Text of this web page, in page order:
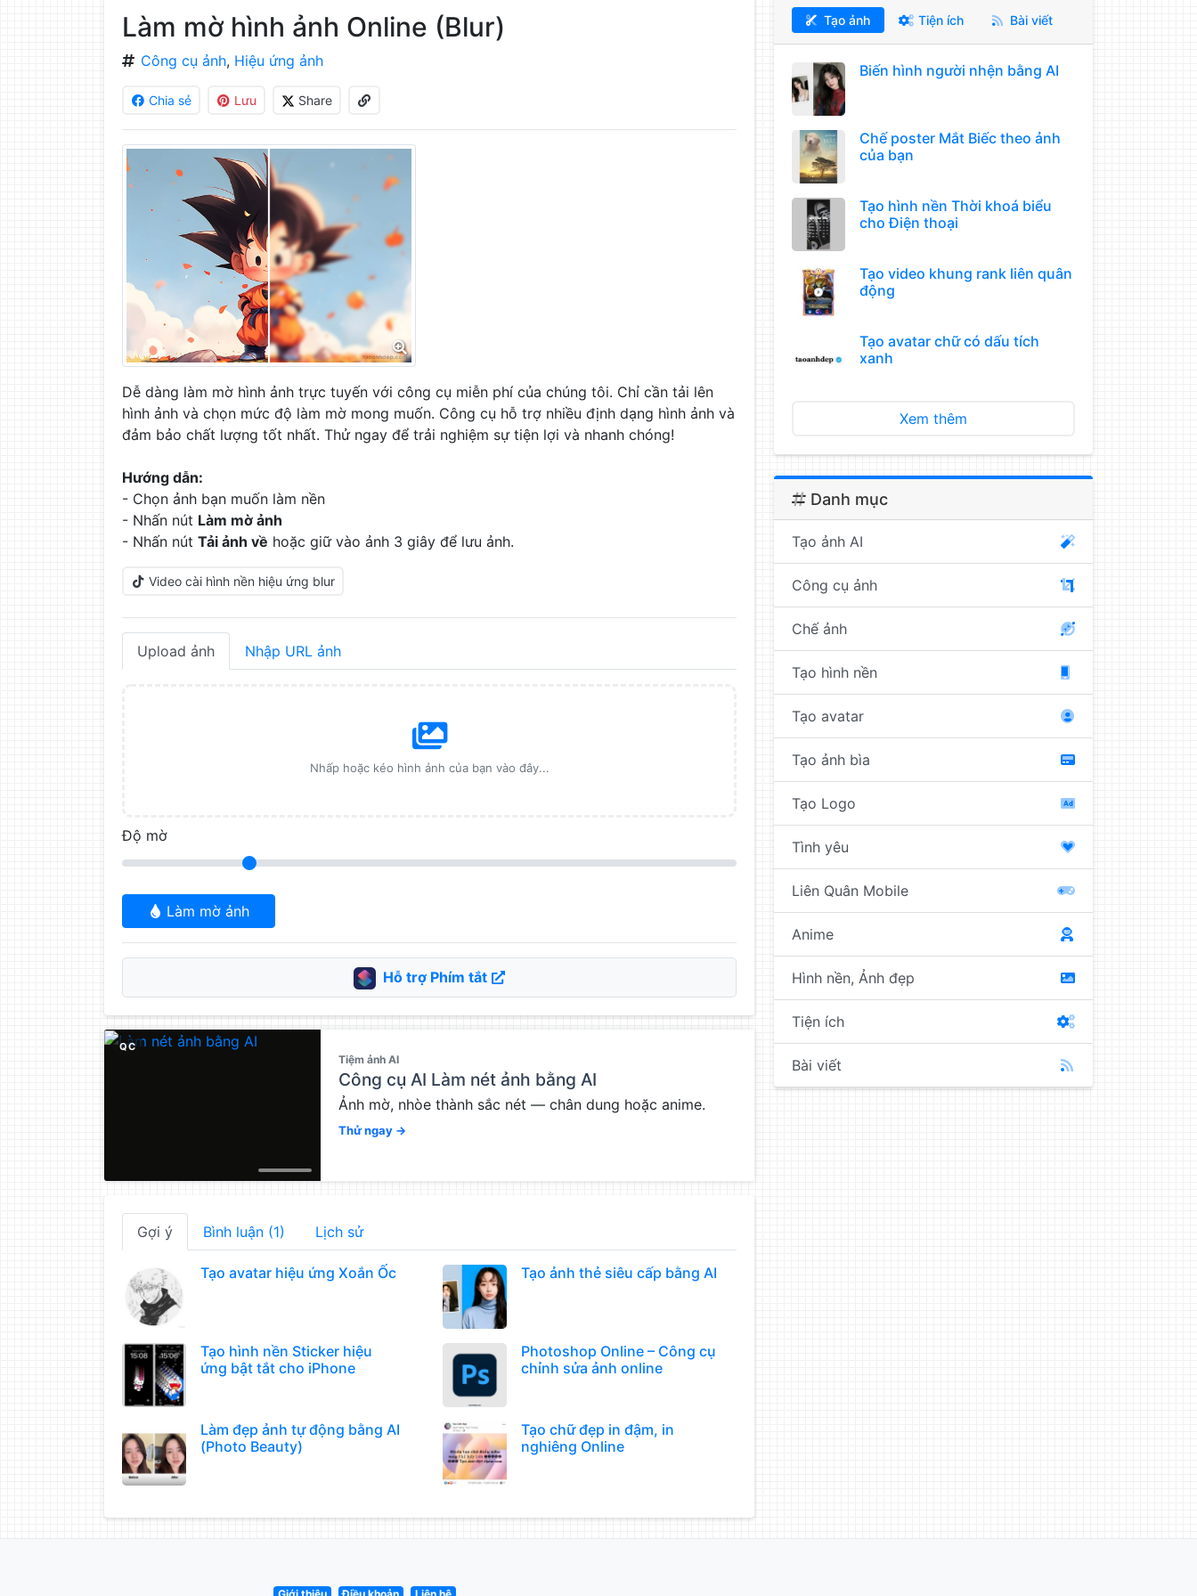
đẹp
trực
chèn
chữ
vào
ảnh
miễn
phí
Làm mờ hình ảnh Online (Blur)
Công cụ ảnh, Hiệu ứng ảnh
Chia sẻ Lưu Share
Dễ dàng làm mờ hình ảnh trực tuyến với công cụ miễn phí của chúng tôi. Chỉ cần tải lên
hình ảnh và chọn mức độ làm mờ mong muốn. Công cụ hỗ trợ nhiều định dạng hình ảnh và
đảm bảo chất lượng tốt nhất. Thử ngay để trải nghiệm sự tiện lợi và nhanh chóng!
Hướng dẫn:
- Chọn ảnh bạn muốn làm nền
- Nhấn nút Làm mờ ảnh
- Nhấn nút Tải ảnh về hoặc giữ vào ảnh 3 giây để lưu ảnh.
Video cài hình nền hiệu ứng blur
Upload ảnh Nhập URL ảnh
Nhấp hoặc kéo hình ảnh của bạn vào đây...
Độ mờ
Làm mờ ảnh
Hỗ trợ Phím tắt
QC
Tiệm ảnh AI
Công cụ AI Làm nét ảnh bằng AI
Ảnh mờ, nhòe thành sắc nét — chân dung hoặc anime.
Thử ngay →
Gợi ý Bình luận (1) Lịch sử
Tạo avatar hiệu ứng Xoắn Ốc Tạo ảnh thẻ siêu cấp bằng AI
Tạo hình nền Sticker hiệu
ứng bật tắt cho iPhone
Photoshop Online – Công cụ
chỉnh sửa ảnh online
Làm đẹp ảnh tự động bằng AI
(Photo Beauty)
Tạo chữ đẹp in đậm, in
nghiêng Online
Tạo ảnh Tiện ích Bài viết
Biến hình người nhện bằng AI
Chế poster Mắt Biếc theo ảnh
của bạn
Tạo hình nền Thời khoá biểu
cho Điện thoại
Tạo video khung rank liên quân
động
Tạo avatar chữ có dấu tích
xanh
Xem thêm
Danh mục
Tạo ảnh AI
Công cụ ảnh
Chế ảnh
Tạo hình nền
Tạo avatar
Tạo ảnh bìa
Tạo Logo
Tình yêu
Liên Quân Mobile
Anime
Hình nền, Ảnh đẹp
Tiện ích
Bài viết